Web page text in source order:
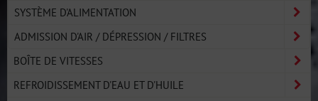
SYSTÈME D'ALIMENTATION
ADMISSION D'AIR / DÉPRESSION / FILTRES
BOÎTE DE VITESSES
REFROIDISSEMENT D'EAU ET D'HUILE